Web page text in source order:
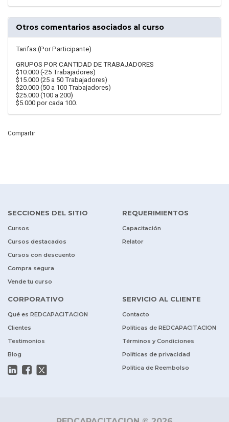
Otros comentarios asociados al curso
Tarifas.(Por Participante)
GRUPOS POR CANTIDAD DE TRABAJADORES
$10.000 (-25 Trabajadores)
$15.000 (25 a 50 Trabajadores)
$20.000 (50 a 100 Trabajadores)
$25.000 (100 a 200)
$5.000 por cada 100.
Compartir
SECCIONES DEL SITIO
Cursos
Cursos destacados
Cursos con descuento
Compra segura
Vende tu curso
REQUERIMIENTOS
Capacitación
Relator
CORPORATIVO
Qué es REDCAPACITACION
Clientes
Testimonios
Blog
SERVICIO AL CLIENTE
Contacto
Políticas de REDCAPACITACION
Términos y Condiciones
Políticas de privacidad
Política de Reembolso